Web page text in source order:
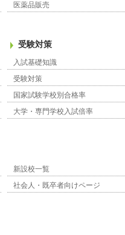
医薬品販売
受験対策
入試基礎知識
受験対策
国家試験学校別合格率
大学・専門学校入試倍率
新設校一覧
社会人・既卒者向けページ